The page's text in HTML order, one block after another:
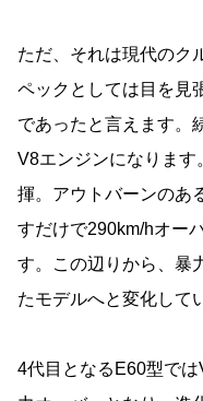
ただ、それは現代のク
ペックとしては目を見
であったと言えます。
V8エンジンになりま
揮。アウトバーンのあ
すだけで290km/hオー
す。この辺りから、暴
たモデルへと変化して
4代目となるE60型で